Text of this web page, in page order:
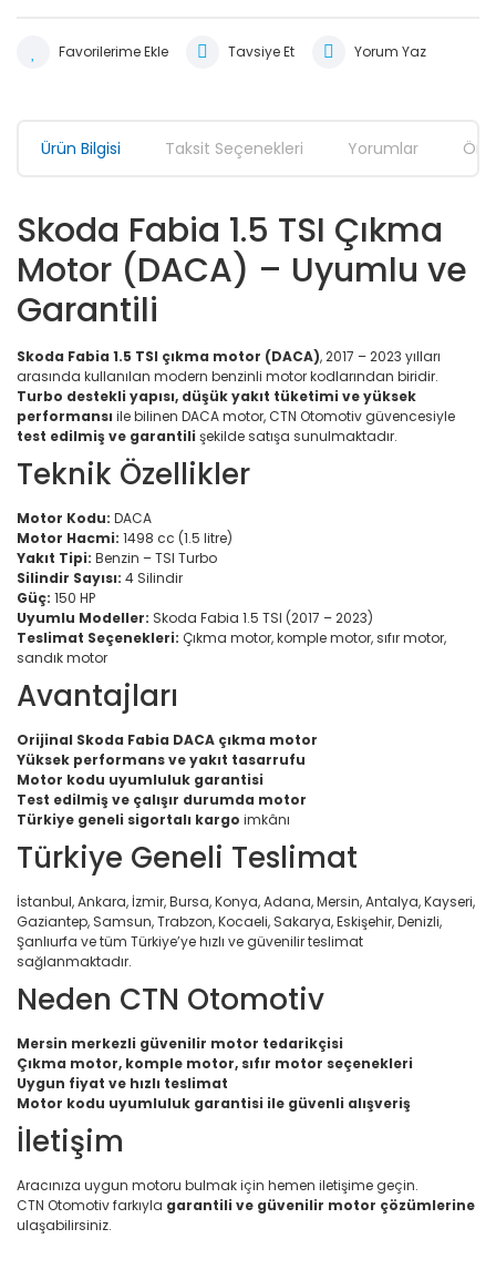
Tavsiye Et Yorum Yaz
Ürün Bilgisi Taksit Seçenekleri Yorumlar
Skoda Fabia 1.5 TSI Çıkma
Motor (DACA) – Uyumlu ve
Garantili
Skoda Fabia 1.5 TSI çıkma motor (DACA), 2017 – 2023 yılları
arasında kullanılan modern benzinli motor kodlarından biridir.
Turbo destekli yapısı, düşük yakıt tüketimi ve yüksek
performansı ile bilinen DACA motor, CTN Otomotiv güvencesiyle
test edilmiş ve garantili şekilde satışa sunulmaktadır.
Teknik Özellikler
Motor Kodu: DACA
Motor Hacmi: 1498 cc (1.5 litre)
Yakıt Tipi: Benzin – TSI Turbo
Silindir Sayısı: 4 Silindir
Güç: 150 HP
Uyumlu Modeller: Skoda Fabia 1.5 TSI (2017 – 2023)
Teslimat Seçenekleri: Çıkma motor, komple motor, sıfır motor,
sandık motor
Avantajları
Orijinal Skoda Fabia DACA çıkma motor
Yüksek performans ve yakıt tasarrufu
Motor kodu uyumluluk garantisi
Test edilmiş ve çalışır durumda motor
Türkiye geneli sigortalı kargo imkânı
Türkiye Geneli Teslimat
İstanbul, Ankara, İzmir, Bursa, Konya, Adana, Mersin, Antalya, Kayseri,
Gaziantep, Samsun, Trabzon, Kocaeli, Sakarya, Eskişehir, Denizli,
Şanlıurfa ve tüm Türkiye’ye hızlı ve güvenilir teslimat
sağlanmaktadır.
Neden CTN Otomotiv
Mersin merkezli güvenilir motor tedarikçisi
Çıkma motor, komple motor, sıfır motor seçenekleri
Uygun fiyat ve hızlı teslimat
Motor kodu uyumluluk garantisi ile güvenli alışveriş
İletişim
Aracınıza uygun motoru bulmak için hemen iletişime geçin.
CTN Otomotiv farkıyla garantili ve güvenilir motor çözümlerine
ulaşabilirsiniz.